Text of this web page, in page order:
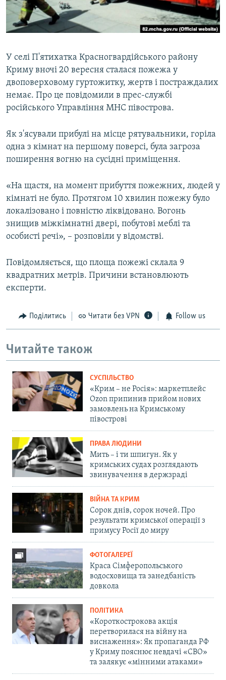
ВІДЕОУРОКИ «ELIFBE»
СВІДЧЕННЯ ОКУПАЦІЇ
Русский
Qırımtatar
Усі сайти RFE/RL
У селі П'ятихатка Красногвардійського району
Криму вночі 20 вересня сталася пожежа у
двоповерховому гуртожитку, жертв і постраждалих
немає. Про це повідомили в прес-службі
російського Управління МНС півострова.
Як з'ясували прибулі на місце рятувальники, горіла
одна з кімнат на першому поверсі, була загроза
поширення вогню на сусідні приміщення.
«На щастя, на момент прибуття пожежних, людей у
кімнаті не було. Протягом 10 хвилин пожежу було
локалізовано і повністю ліквідовано. Вогонь
знищив міжкімнатні двері, побутові меблі та
особисті речі», – розповіли у відомстві.
Повідомляється, що площа пожежі склала 9
квадратних метрів. Причини встановлюють
експерти.
Поділитись Читати без VPN Follow us
Читайте також
СУСПІЛЬСТВО
«Крим – не Росія»: маркетплейс
Ozon припинив прийом нових
замовлень на Кримському
півострові
ПРАВА ЛЮДИНИ
Мить – і ти шпигун. Як у
кримських судах розглядають
звинувачення в держзраді
ВІЙНА ТА КРИМ
Сорок днів, сорок ночей. Про
результати кримської операції з
примусу Росії до миру
ФОТОГАЛЕРЕЇ
Краса Сімферопольського
водосховища та занедбаність
довкола
ПОЛІТИКА
«Короткострокова акція
перетворилася на війну на
виснаження»: Як пропаганда РФ
у Криму пояснює невдачі «СВО»
та залякує «мінними атаками»